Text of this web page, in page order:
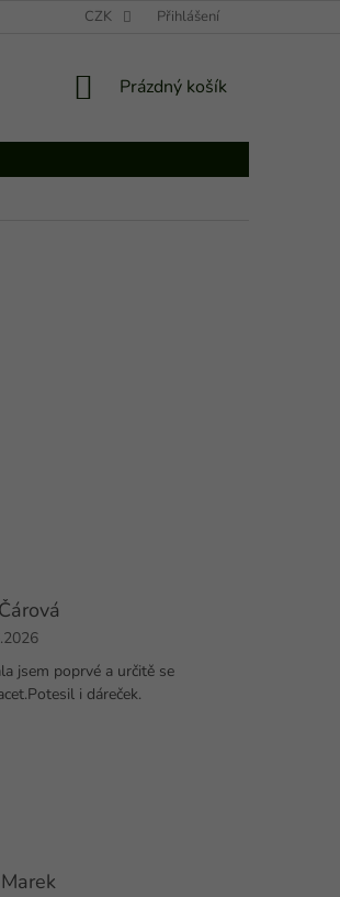
- TINYGREENS B & B
CZK Přihlášení
NÁKUPNÍ
Prázdný košík
obchodu je 5 z 5 hvězdiček.
jsem poprvé a určitě se
i dáreček.